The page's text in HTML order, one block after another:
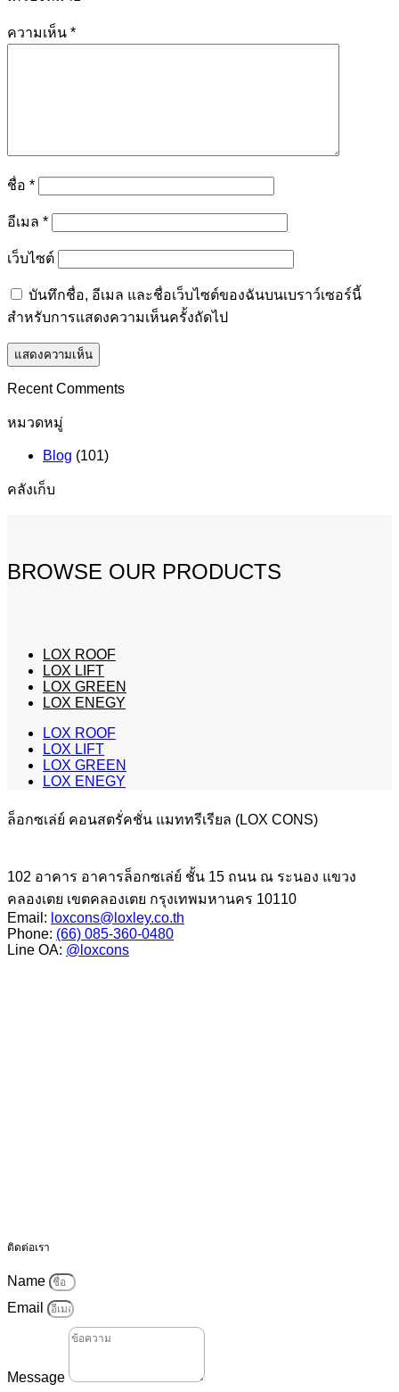
ความเห็น *
ชื่อ *
อีเมล *
เว็บไซต์
บันทึกชื่อ, อีเมล และชื่อเว็บไซต์ของฉันบนเบราว์เซอร์นี้
สำหรับการแสดงความเห็นครั้งถัดไป
Recent Comments
หมวดหมู่
Blog (101)
คลังเก็บ
BROWSE OUR PRODUCTS
LOX ROOF
LOX LIFT
LOX GREEN
LOX ENEGY
LOX ROOF
LOX LIFT
LOX GREEN
LOX ENEGY
ล็อกซเล่ย์ คอนสตรั่คชั่น แมททรีเรียล (LOX CONS)
102 อาคาร อาคารล็อกซเล่ย์ ชั้น 15 ถนน ณ ระนอง แขวง
คลองเตย เขตคลองเตย กรุงเทพมหานคร 10110
Email: loxcons@loxley.co.th
Phone: (66) 085-360-0480
Line OA: @loxcons
ติดต่อเรา
Name
Email
Message